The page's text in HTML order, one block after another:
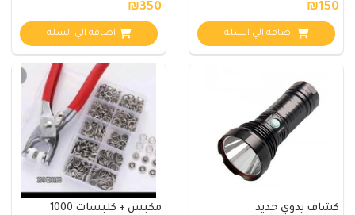
₪150
اضافة الي السلة
₪350
اضافة الي السلة
كشاف يدوي حديد
مكبس + كلبسات 1000